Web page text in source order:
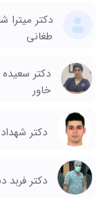
دکتر میترا
طغانی
دکتر
خاور
دکتر
دکتر فربد